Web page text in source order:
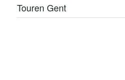
Touren Gent